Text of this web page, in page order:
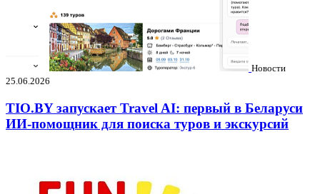
Новости
25.06.2026
TIO.BY запускает Travel AI: первый в Беларуси
ИИ-помощник для поиска туров и экскурсий